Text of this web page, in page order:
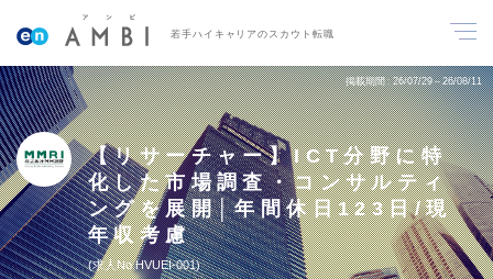
若手ハイキャリアのスカウト転職
掲載期間 26/07/29～26/08/11
【リサーチャー】ICT分野に特
化した市場調査・コンサルティ
ングを展開│年間休日123日/現
年収考慮
求人No.HVUEI-001